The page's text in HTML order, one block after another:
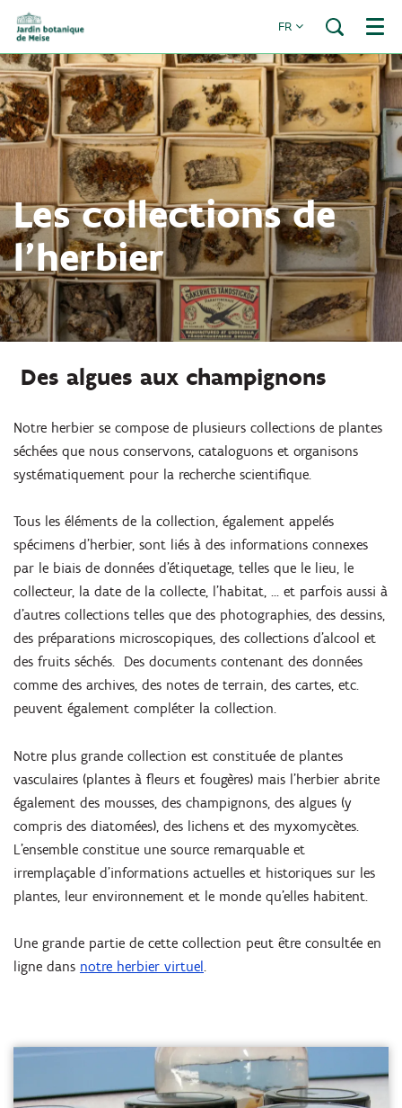
FR Menu
Les collections de
l’herbier
Des algues aux champignons
Notre herbier se compose de plusieurs collections de plantes
séchées que nous conservons, cataloguons et organisons
systématiquement pour la recherche scientifique.
Tous les éléments de la collection, également appelés
spécimens d'herbier, sont liés à des informations connexes
par le biais de données d'étiquetage, telles que le lieu, le
collecteur, la date de la collecte, l'habitat, ... et parfois aussi à
d'autres collections telles que des photographies, des dessins,
des préparations microscopiques, des collections d'alcool et
des fruits séchés. Des documents contenant des données
comme des archives, des notes de terrain, des cartes, etc.
peuvent également compléter la collection.
Notre plus grande collection est constituée de plantes
vasculaires (plantes à fleurs et fougères) mais l'herbier abrite
également des mousses, des champignons, des algues (y
compris des diatomées), des lichens et des myxomycètes.
L'ensemble constitue une source remarquable et
irremplaçable d'informations actuelles et historiques sur les
plantes, leur environnement et le monde qu'elles habitent.
Une grande partie de cette collection peut être consultée en
ligne dans notre herbier virtuel.